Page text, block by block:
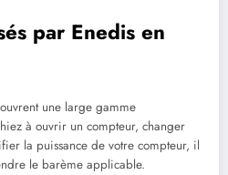
par Enedis en
une large gamme
à ouvrir un compteur, changer
la puissance de votre compteur, il
le barème applicable.